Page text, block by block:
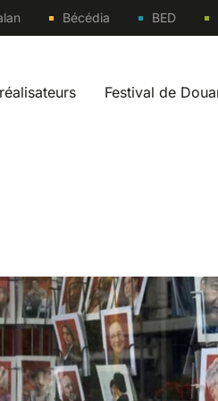
Bécédia BED
Festival de